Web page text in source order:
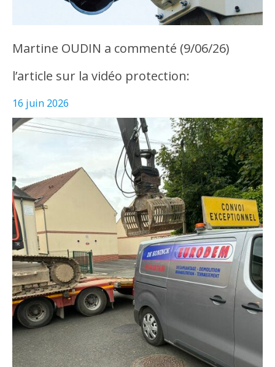
Martine OUDIN a commenté (9/06/26)
l’article sur la vidéo protection:
16 juin 2026